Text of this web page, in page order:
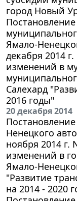
город Новый
Ямало-
декабря 2014
изменений в
Салехард
2016 годы"
20 декабря 2014
Ненецкого
ноября 2014 г.
изменений в
Ямало-
"Развитие
на 2014 - 2020